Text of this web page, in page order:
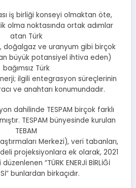
iş birliği konseyi olmaktan öte,
olma noktasında ortak adımlar
atan Türk
doğalgaz ve uranyum gibi birçok
büyük potansiyel ihtiva eden)
bağımsız Türk
ilgili entegrasyon süreçlerinin
ve anahtarı konumundadır.
dahilinde TESPAM birçok farklı
TESPAM bünyesinde kurulan
TEBAM
Merkezi), veri tabanları,
projeksiyonlara ek olarak, 2021
“TÜRK ENERJİ BİRLİĞİ
bunlardan birkaçıdır.